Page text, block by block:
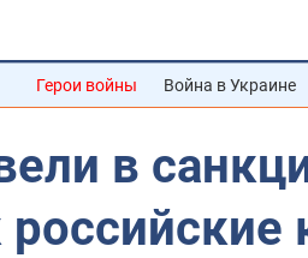
Герои войны Война в Украине
в
российские